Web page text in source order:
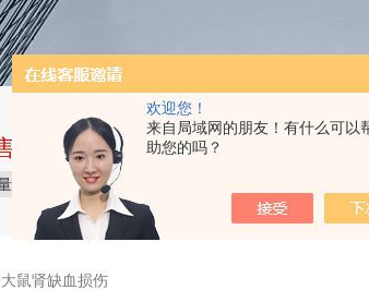
欢迎您！
来自局域网的朋友！有什么可以
助您的吗？
后完整的服务体系
保障 价格合理 热门关键
鼠肾缺血损伤